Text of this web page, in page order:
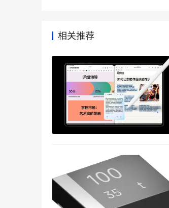
时高效地找到你想要的数据，这
总体来说，多模态大模型对存储
这五个阶段有不同的数据要求
立的存储系统不现实，无论是
座，减少数据无畏的流动。腾讯
腾讯云通过在数据湖原来的基
数据价值的挖掘逐步会变成企
值，这就是我们的思路，向智能
架构分为四部分，底层是用对象
相关推荐